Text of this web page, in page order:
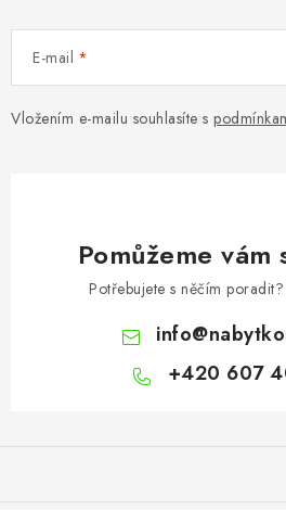
E-mail
Vložením e-mailu souhlasíte s
Pomůžeme vám
Potřebujete s něčím poradit?
info@
+420 607